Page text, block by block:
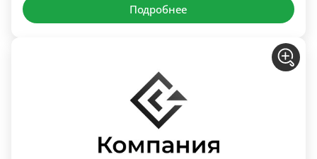
Подробнее